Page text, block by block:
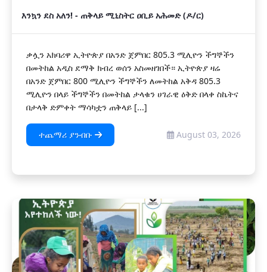
እንኳን ደስ አለን! - ጠቅላይ ሚኒስትር ዐቢይ አሕመድ (ዶ/ር)
ቃሏን አክባሪዋ ኢትዮጵያ በአንድ ጀምበር 805.3 ሚሊዮን ችግኞችን
በመትከል አዲስ ደማቅ ክብረ ወሰን አስመዘገበች። ኢትዮጵያ ዛሬ
በአንድ ጀምበር 800 ሚሊዮን ችግኞችን ለመትከል አቅዳ 805.3
ሚሊዮን በላይ ችግኞችን በመትከል ታላቁን ሀገራዊ ዕቅድ በላቀ ስኬትና
በታላቅ ድምቀት ማሳካቷን ጠቅላይ [...]
ተጨማሪ ያንብቡ August 03, 2026